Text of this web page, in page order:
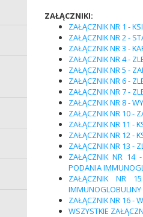
ZAŁĄCZNIKI:
ZAŁĄCZNIK NR 1 -
ZAŁĄCZNIK NR 2 -
ZAŁĄCZNIK NR 3 -
ZAŁĄCZNIK NR 4 -
ZAŁĄCZNIK NR 5 -
ZAŁĄCZNIK NR 6 -
ZAŁĄCZNIK NR 7 -
ZAŁĄCZNIK NR 8 -
ZAŁĄCZNIK NR 10 -
ZAŁĄCZNIK NR 11 -
ZAŁĄCZNIK NR 12 -
ZAŁĄCZNIK NR 13 -
ZAŁĄCZNIK NR 14 -
PODANIA
ZAŁĄCZNIK NR
IMMUNOGLOBULINY
ZAŁĄCZNIK NR 16 -
WSZYSTKIE